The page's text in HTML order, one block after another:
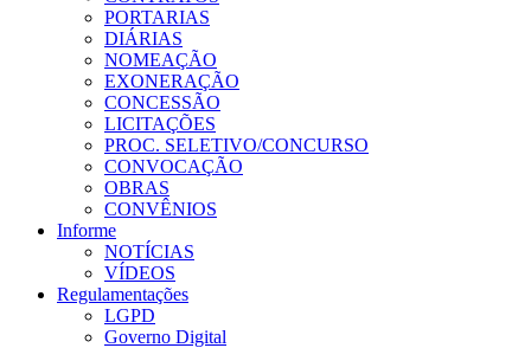
PORTARIAS
DIÁRIAS
NOMEAÇÃO
EXONERAÇÃO
CONCESSÃO
LICITAÇÕES
PROC. SELETIVO/CONCURSO
CONVOCAÇÃO
OBRAS
CONVÊNIOS
Informe
NOTÍCIAS
VÍDEOS
Regulamentações
LGPD
Governo Digital